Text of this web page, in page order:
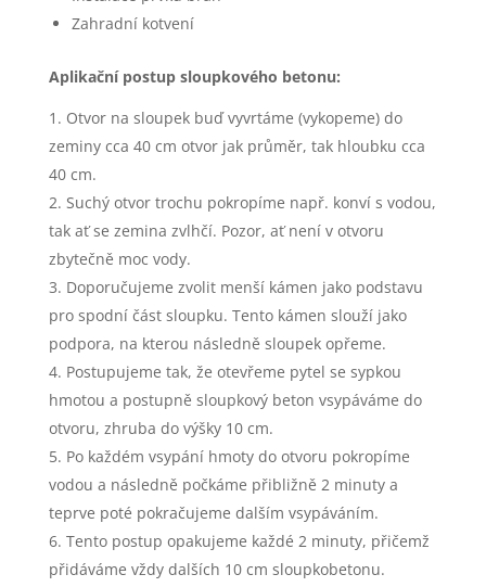
Zahradní kotvení
Aplikační postup sloupkového betonu:
Otvor na sloupek buď vyvrtáme (vykopeme) do
zeminy cca 40 cm otvor jak průměr, tak hloubku cca
40 cm.
Suchý otvor trochu pokropíme např. konví s vodou,
tak ať se zemina zvlhčí. Pozor, ať není v otvoru
zbytečně moc vody.
Doporučujeme zvolit menší kámen jako podstavu
pro spodní část sloupku. Tento kámen slouží jako
podpora, na kterou následně sloupek opřeme.
Postupujeme tak, že otevřeme pytel se sypkou
hmotou a postupně sloupkový beton vsypáváme do
otvoru, zhruba do výšky 10 cm.
Po každém vsypání hmoty do otvoru pokropíme
vodou a následně počkáme přibližně 2 minuty a
teprve poté pokračujeme dalším vsypáváním.
Tento postup opakujeme každé 2 minuty, přičemž
přidáváme vždy dalších 10 cm sloupkobetonu.